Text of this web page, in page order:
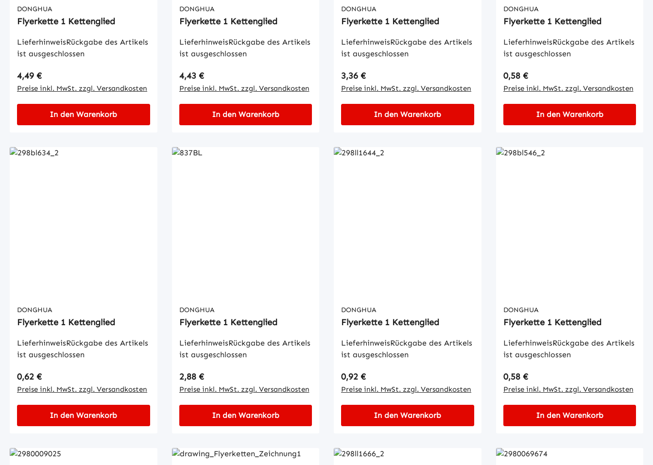
DONGHUA
Flyerkette 1 Kettenglied
LieferhinweisRückgabe des Artikels
ist ausgeschlossen
Regulärer Preis:
4,49 €
Preise inkl. MwSt. zzgl. Versandkosten
In den Warenkorb
DONGHUA
Flyerkette 1 Kettenglied
LieferhinweisRückgabe des Artikels
ist ausgeschlossen
Regulärer Preis:
4,43 €
Preise inkl. MwSt. zzgl. Versandkosten
In den Warenkorb
DONGHUA
Flyerkette 1 Kettenglied
LieferhinweisRückgabe des Artikels
ist ausgeschlossen
Regulärer Preis:
3,36 €
Preise inkl. MwSt. zzgl. Versandkosten
In den Warenkorb
DONGHUA
Flyerkette 1 Kettenglied
LieferhinweisRückgabe des Artikels
ist ausgeschlossen
Regulärer Preis:
0,58 €
Preise inkl. MwSt. zzgl. Versandkosten
In den Warenkorb
DONGHUA
Flyerkette 1 Kettenglied
LieferhinweisRückgabe des Artikels
ist ausgeschlossen
Regulärer Preis:
0,62 €
Preise inkl. MwSt. zzgl. Versandkosten
In den Warenkorb
DONGHUA
Flyerkette 1 Kettenglied
LieferhinweisRückgabe des Artikels
ist ausgeschlossen
Regulärer Preis:
2,88 €
Preise inkl. MwSt. zzgl. Versandkosten
In den Warenkorb
DONGHUA
Flyerkette 1 Kettenglied
LieferhinweisRückgabe des Artikels
ist ausgeschlossen
Regulärer Preis:
0,92 €
Preise inkl. MwSt. zzgl. Versandkosten
In den Warenkorb
DONGHUA
Flyerkette 1 Kettenglied
LieferhinweisRückgabe des Artikels
ist ausgeschlossen
Regulärer Preis:
0,58 €
Preise inkl. MwSt. zzgl. Versandkosten
In den Warenkorb